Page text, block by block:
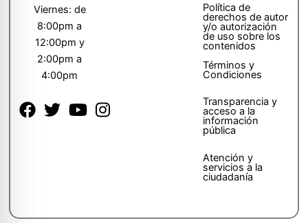
Viernes: de
8:00pm a
12:00pm y
2:00pm a
4:00pm
Política de
derechos de autor
y/o autorización
de uso sobre los
contenidos
Términos y
Condiciones
Transparencia y
acceso a la
información
pública
Atención y
servicios a la
ciudadanía